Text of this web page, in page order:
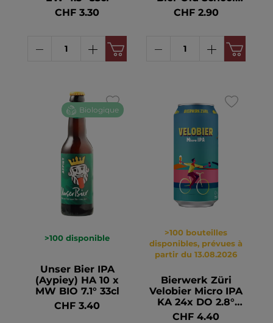
CHF 3.30
Hops Cold IPA HA
10 x MW 5.6° 33cl
CHF 2.90
Biologique
>100 disponible
Unser Bier IPA
(Aypiey) HA 10 x
MW BIO 7.1° 33cl
CHF 3.40
>100 bouteilles
disponibles, prévues à
partir du 13.08.2026
Bierwerk Züri
Velobier Micro IPA
KA 24x DO 2.8°
44cl
CHF 4.40